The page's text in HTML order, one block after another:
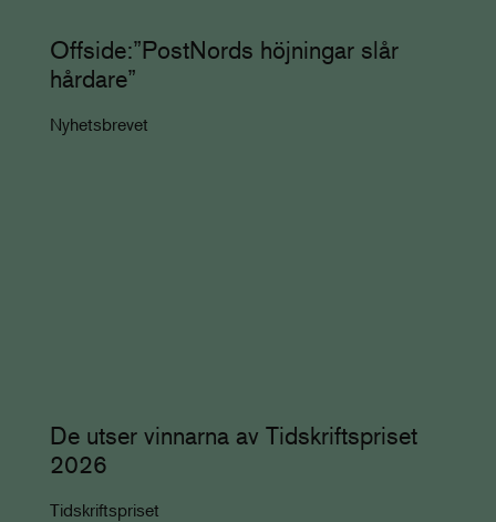
Offside:”PostNords höjningar slår
hårdare”
Nyhetsbrevet
De utser vinnarna av Tidskriftspriset
2026
Tidskriftspriset